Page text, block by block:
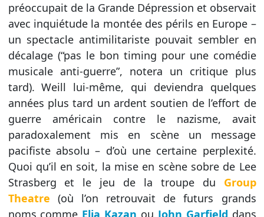
préoccupait de la Grande Dépression et observait
avec inquiétude la montée des périls en Europe –
un spectacle antimilitariste pouvait sembler en
décalage (“pas le bon timing pour une comédie
musicale anti-guerre”, notera un critique plus
tard). Weill lui-même, qui deviendra quelques
années plus tard un ardent soutien de l’effort de
guerre américain contre le nazisme, avait
paradoxalement mis en scène un message
pacifiste absolu – d’où une certaine perplexité.
Quoi qu’il en soit, la mise en scène sobre de Lee
Strasberg et le jeu de la troupe du Group
Theatre (où l’on retrouvait de futurs grands